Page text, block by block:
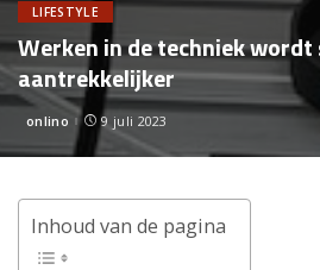
LIFESTYLE
Werken in de techniek wordt
aantrekkelijker
Posted
onlino 9 juli 2023
Inhoud van de pagina